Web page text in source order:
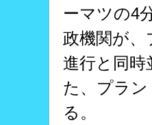
ーマツの4
政機関が
進行と同
た、プラ
る。